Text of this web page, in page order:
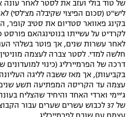
של טוד בולי ועזב את לסטר לאחר עונה
ליש"ט (סכום הפיצוי שקיבלה מצ'לסי)
בקינג פאוואר סטדיום את סטיב קופר,
לקרדיט על עשייתו בנוטינגהאם פורסט
לאחר עשרות שנים, אך פוטר בשלהי
חלשה למדי. לסטר צברה לעצמה מוניטין
דרכה של הפרמיירליג (כינוי למועדונים
עצמה עד הקריסה המפתיעה תשע שנים
ג'יימי וארדי האחד והיחיד שהצליח
של 37 לכבוש עשרים שערים עבור